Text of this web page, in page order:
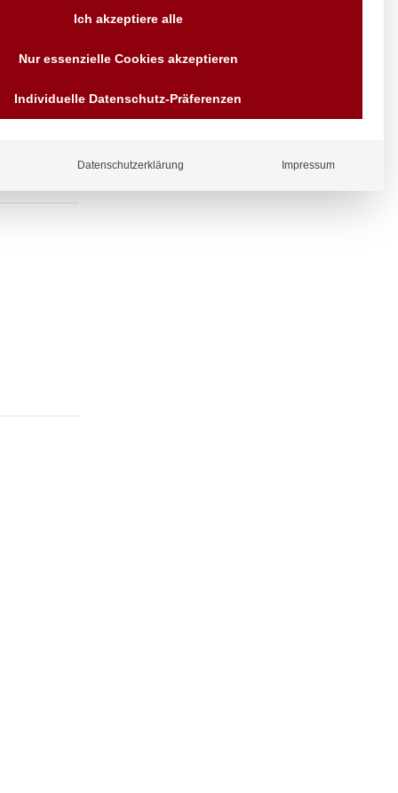
am Rohr,
Anfragen
Wir sind seit über 40 Jahren
für Sie da
Vorrauskasse Paypal,
Kreditkarte, Direkt
Ich akzeptiere alle
Nur essenzielle Cookies akzeptieren
Individuelle Datenschutz-Präferenzen
Datenschutzerklärung Impressum